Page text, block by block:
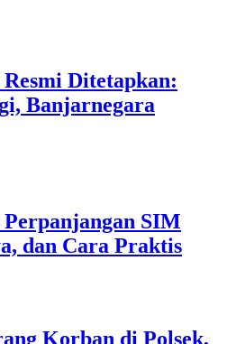
Ditetapkan:
Banjarnegara
SIM
dan Cara Praktis
Korban di Polsek,